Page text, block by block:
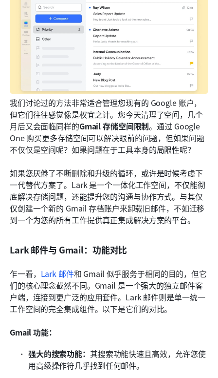
我们讨论过的方法非常适合管理您现有的 Google 账户，
但它们往往感觉像是权宜之计。您今天清理了空间，几个
月后又会面临同样的Gmail 存储空间限制。通过 Google
One 购买更多存储空间可以解决眼前的问题，但如果问题
不仅仅是空间呢？如果问题在于工具本身的局限性呢？
如果您厌倦了不断删除和升级的循环，或许是时候考虑下
一代替代方案了。Lark 是一个一体化工作空间，不仅能彻
底解决存储问题，还能提升您的沟通与协作方式。与其仅
仅创建一个新的 Gmail 存档账户来卸载旧邮件，不如迁移
到一个为您的所有工作提供真正集成解决方案的平台。
Lark 邮件与 Gmail：功能对比
乍一看， Lark 邮件和 Gmail 似乎服务于相同的目的，但它
们的核心理念截然不同。Gmail 是一个强大的独立邮件客
户端，连接到更广泛的应用套件。Lark 邮件则是单一统一
工作空间的完全集成组件。以下是它们的对比。
Gmail 功能：
强大的搜索功能： 其搜索功能快速且高效，允许您使
用高级操作符几乎找到任何邮件。